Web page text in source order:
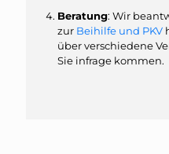
Beratung: Wir
zur Beihilfe und PKV
über verschiedene
Sie infrage kommen.